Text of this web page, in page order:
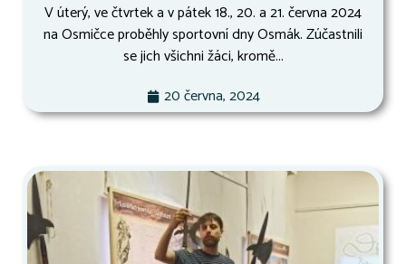
V úterý, ve čtvrtek a v pátek 18., 20. a 21. června 2024
na Osmičce proběhly sportovní dny Osmák. Zúčastnili
se jich všichni žáci, kromě...
20 června, 2024